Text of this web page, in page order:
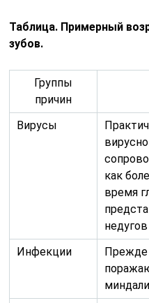
Таблица. Примерный
зубов.
Группы
причин
Вирусы
как
время
Инфекции
Прежде